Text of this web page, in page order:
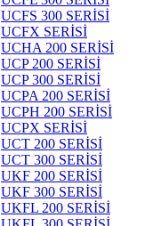
UCFS 300 SERİSİ
UCFX SERİSİ
UCHA 200 SERİSİ
UCP 200 SERİSİ
UCP 300 SERİSİ
UCPA 200 SERİSİ
UCPH 200 SERİSİ
UCPX SERİSİ
UCT 200 SERİSİ
UCT 300 SERİSİ
UKF 200 SERİSİ
UKF 300 SERİSİ
UKFL 200 SERİSİ